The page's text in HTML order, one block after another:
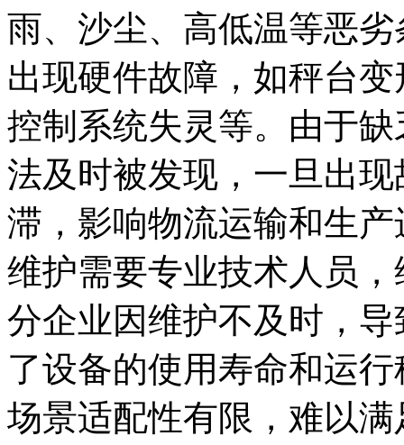
雨、沙尘、高低温等恶
出现硬件故障，如秤台
控制系统失灵等。由于
法及时被发现，一旦出
滞，影响物流运输和生
维护需要专业技术人员
分企业因维护不及时，
了设备的使用寿命和运
场景适配性有限，难以